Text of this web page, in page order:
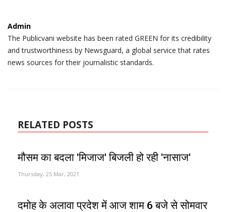
Admin
The Publicvani website has been rated GREEN for its credibility
and trustworthiness by Newsguard, a global service that rates
news sources for their journalistic standards.
RELATED POSTS
मौसम का बदला 'मिजाज' बिजली हो रही 'नासाज'
Thursday, 25 Mar, 2021
दमोह के अलावा प्रदेश में आज शाम 6 बजे से सोमवार